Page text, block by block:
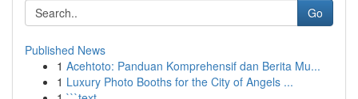
Go
Published News
1 Acehtoto: Panduan Komprehensif dan Berita Mu...
1 Luxury Photo Booths for the City of Angels ...